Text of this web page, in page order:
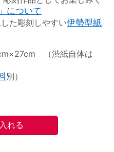
について
た彫刻しやすい伊勢型紙
（渋紙自体は
別）